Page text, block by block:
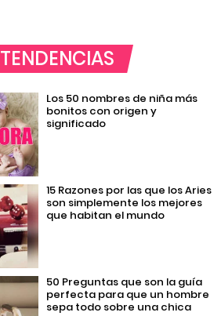
TENDENCIAS
Los 50 nombres de niña más
bonitos con origen y
significado
15 Razones por las que los Aries
son simplemente los mejores
que habitan el mundo
50 Preguntas que son la guía
perfecta para que un hombre
sepa todo sobre una chica